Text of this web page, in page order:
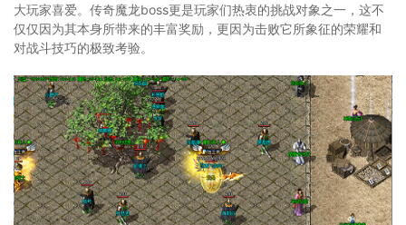
大玩家喜爱。传奇魔龙boss更是玩家们热衷的挑战对象之一，这不
仅仅因为其本身所带来的丰富奖励，更因为击败它所象征的荣耀和
对战斗技巧的极致考验。